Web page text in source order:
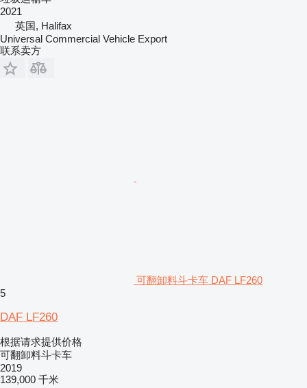
2021
英国, Halifax
Universal Commercial Vehicle Export
联系卖方
可翻卸料斗卡车 DAF LF260
5
DAF LF260
根据请求提供价格
可翻卸料斗卡车
2019
139,000 千米